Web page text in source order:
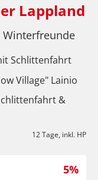
Lappland
Winterfreunde
Schlittenfahrt
Village" Lainio
&
12 Tage, inkl. HP
5%